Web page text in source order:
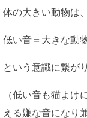
体の大きい動物は
低い音＝大きな動
という意識に繋が
（低い音も猫よけ
える嫌な音になり